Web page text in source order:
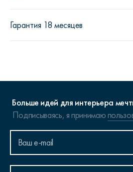
Гарантия 18 месяцев
Больше идей для интерьера
Подписываясь, я принимаю